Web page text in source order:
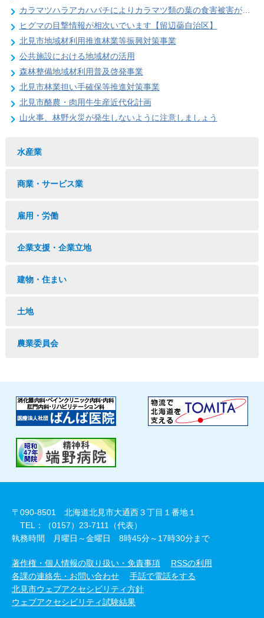
カラマツハラアカハバチによりカラマツ類の葉の食害被害が発生することがあります
ヒグマの目撃情報が相次いでいます【留辺蘂自治区】
北見市地域材利用推進林業等振興対策事業
公共施設における地域材の活用
森林整備地域材利用普及啓発事業
北見市林業担い手確保等推進対策事業
北見市酪農・肉用牛生産近代化計画
山火事、林野火災が発生しないように注意しましょう
水産業
商業・サービス業
雇用・労働
企業支援・企業立地
建物・住まい
土地
農業委員会
〒090-8501 北海道北見市大通西３丁目１番地１
TEL：（0157）23-7111（代表）
執務時間 月曜日～金曜日 8時45分～17時30分まで
著作権・個人情報の取り扱い・免責事項
RSSの利用
各課の連絡先・お問い合わせ
手話で電話をする
北見市ウェブアクセシビリティ方針
ウェブアクセシビリティ試験結果